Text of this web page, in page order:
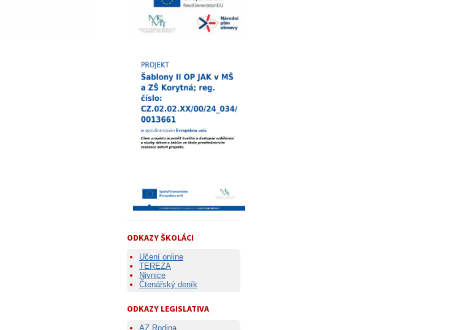
ODKAZY ŠKOLÁCI
Učení online
TEREZA
Nivnice
Čtenářský deník
ODKAZY LEGISLATIVA
AZ Rodina